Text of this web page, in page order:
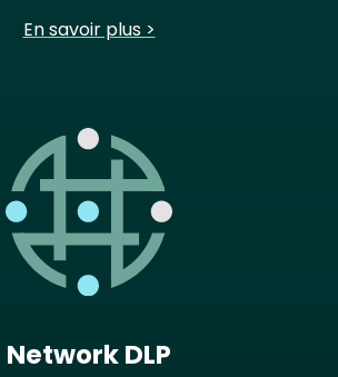
En savoir plus >
Network DLP